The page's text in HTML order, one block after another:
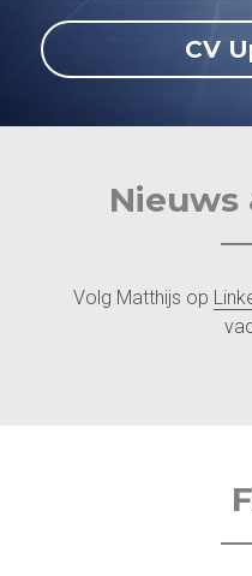
CV
Nieuws
Volg Matthijs op